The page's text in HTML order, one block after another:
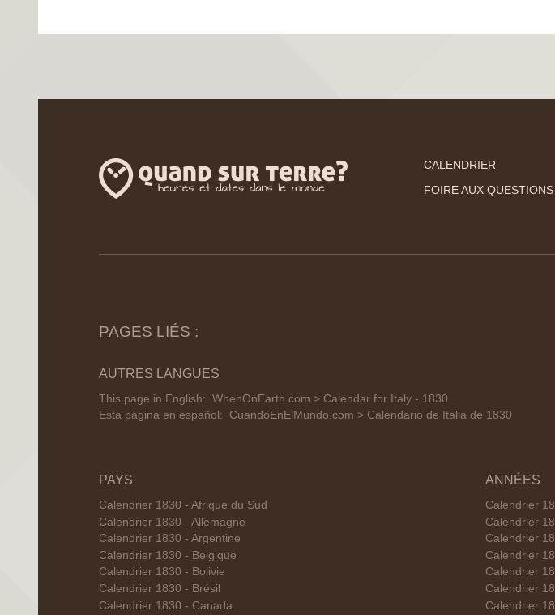
CALENDRIER
FOIRE AUX QUESTIONS
PAGES LIÉS :
AUTRES LANGUES
This page in English: WhenOnEarth.com > Calendar for Italy - 1830
Esta página en español: CuandoEnElMundo.com > Calendario de Italia de 1830
PAYS
Calendrier 1830 - Afrique du Sud
Calendrier 1830 - Allemagne
Calendrier 1830 - Argentine
Calendrier 1830 - Belgique
Calendrier 1830 - Bolivie
Calendrier 1830 - Brésil
Calendrier 1830 - Canada
ANNÉES
Calendrier
Calendrier
Calendrier
Calendrier
Calendrier
Calendrier
Calendrier